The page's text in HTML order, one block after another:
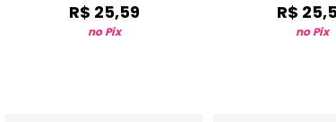
R$ 25,59
no Pix
R$ 25,
no Pix